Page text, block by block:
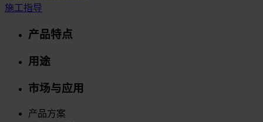
施工指导
产品特点
用途
市场与应用
产品方案